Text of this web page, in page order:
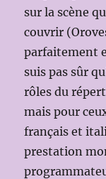
sur la scène
couvrir
parfaitement
suis pas sûr
rôles du
mais pour
français et
prestation